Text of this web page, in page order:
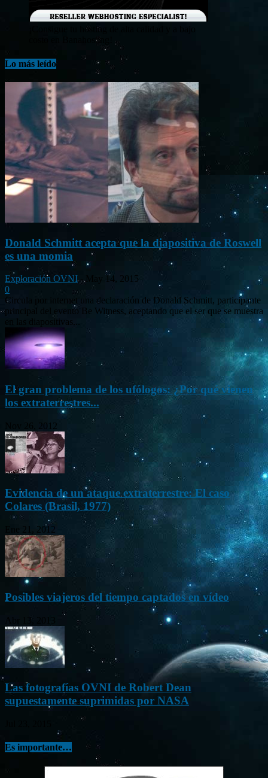
¡Consigue tu hosting de alta calidad y a bajo
costo en Banahosting!
Lo más leído
Donald Schmitt acepta que la diapositiva de Roswell
es una momia
Exploración OVNI -
May 14, 2015
0
Circula por internet una declaración de Donald Schmitt, participante
principal del evento Be Witness, aceptando que el ser que se muestra
en las diapositivas...
El gran problema de los ufólogos: ¿Por qué vienen
los extraterrestres...
Nov 26, 2012
Evidencia de un ataque extraterrestre: El caso
Colares (Brasil, 1977)
Ene 21, 2012
Posibles viajeros del tiempo captados en vídeo
Las fotografías OVNI de Robert Dean
supuestamente suprimidas por NASA
Es importante…